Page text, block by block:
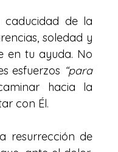
caducidad de la
soledad y
en tu ayuda. No
esfuerzos “para
hacia la
con Él.
resurrección de